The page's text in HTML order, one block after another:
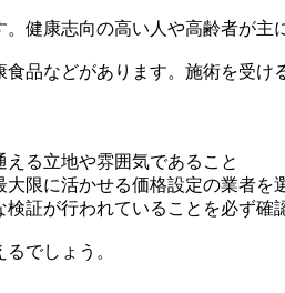
健康志向の高い人や高齢者が
品などがあります。施術を受
る立地や雰囲気であること
限に活かせる価格設定の業者を
証が行われていることを必ず確
でしょう。